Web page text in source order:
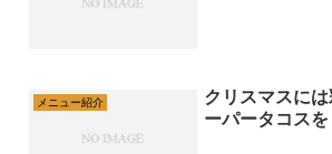
メニュー紹介
クリスマスに
ーパータコスを